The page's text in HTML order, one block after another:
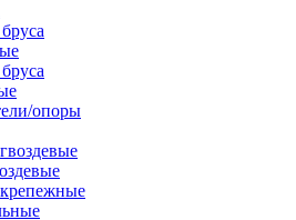
опоры